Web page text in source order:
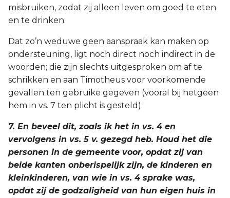
misbruiken, zodat zij alleen leven om goed te eten
en te drinken.
Dat zo’n weduwe geen aanspraak kan maken op
ondersteuning, ligt noch direct noch indirect in de
woorden; die zijn slechts uitgesproken om af te
schrikken en aan Timotheus voor voorkomende
gevallen ten gebruike gegeven (vooral bij hetgeen
hem in vs. 7 ten plicht is gesteld).
7. En beveel dit, zoals ik het in vs. 4 en
vervolgens in vs. 5 v. gezegd heb. Houd het die
personen in de gemeente voor, opdat zij van
beide kanten onberispelijk zijn, de kinderen en
kleinkinderen, van wie in vs. 4 sprake was,
opdat zij de godzaligheid van hun eigen huis in